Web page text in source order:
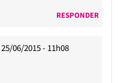
RESPONDER
25/06/2015 - 11h08